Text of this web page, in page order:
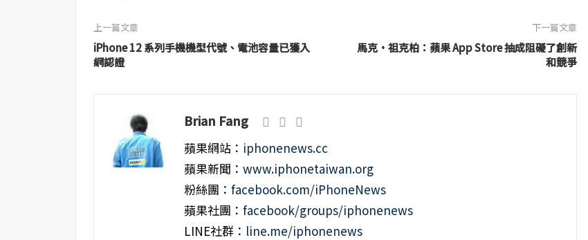
上一篇文章
iPhone 12 系列手機機型代號、電池容量已獲入
網認證
下一篇文章
馬克·祖克柏：蘋果 App Store 抽成阻礙了創新
和競爭
Brian Fang
蘋果網站： iphonenews.cc
蘋果新聞： www.iphonetaiwan.org
粉絲團： facebook.com/iPhoneNews
蘋果社團： facebook/groups/iphonenews
LINE社群： line.me/iphonenews